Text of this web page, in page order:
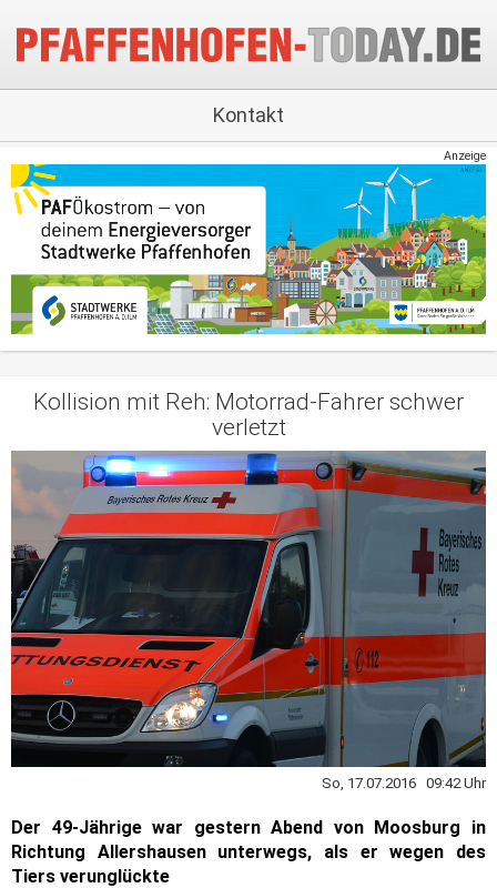
Kontakt
Anzeige
Kollision mit Reh: Motorrad-Fahrer schwer
verletzt
So, 17.07.2016 09:42 Uhr
Der 49-Jährige war gestern Abend von Moosburg in
Richtung Allershausen unterwegs, als er wegen des
Tiers verunglückte